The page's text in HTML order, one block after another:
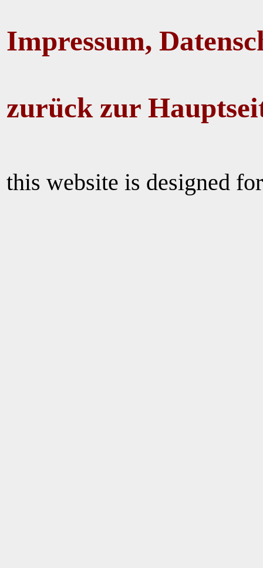
Impressum,
zurück zur
this website is designed